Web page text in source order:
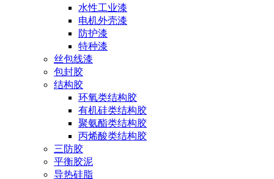
水性工业漆
电机外壳漆
防护漆
特种漆
丝包线漆
包封胶
结构胶
环氧类结构胶
有机硅类结构胶
聚氨酯类结构胶
丙烯酸类结构胶
三防胶
平衡胶泥
导热硅脂